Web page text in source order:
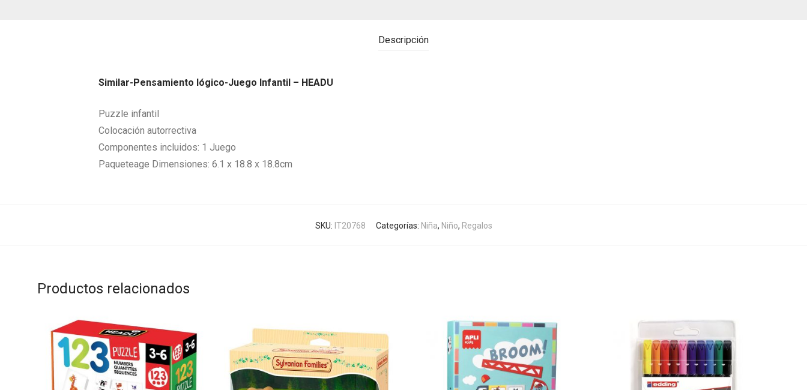
Descripción
Similar-Pensamiento lógico-Juego Infantil – HEADU
Puzzle infantil
Colocación autorrectiva
Componentes incluidos: 1 Juego
Paqueteage Dimensiones: 6.1 x 18.8 x 18.8cm
SKU: IT20768 Categorías: Niña, Niño, Regalos
Productos relacionados